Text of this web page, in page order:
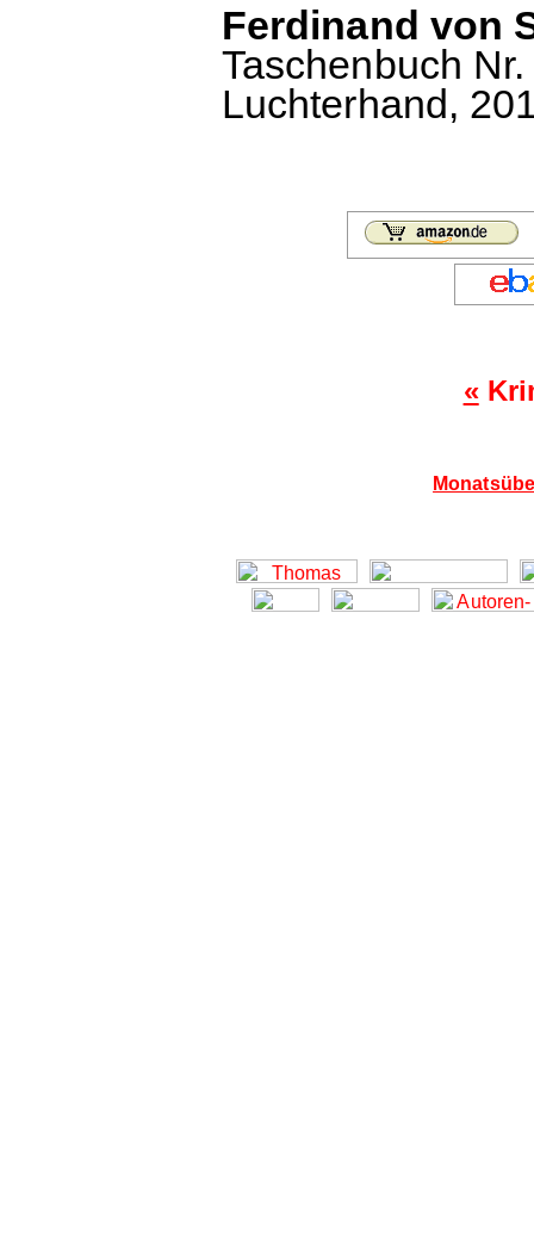
Ferdinand von
Taschenbuch
Luchterhand,
«